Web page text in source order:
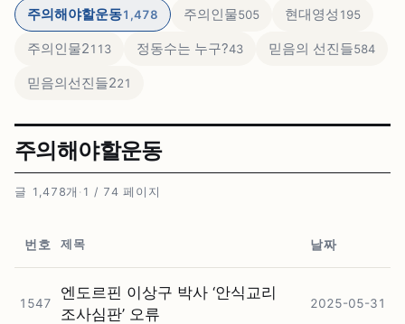
주의해야할운동1,478 주의인물505 현대영성 195
주의인물2113 정동수는 누구?43 믿음의 선진들584
믿음의선진들221
주의해야할운동
글 1,478개 · 1 / 74 페이지
번호 제목 날짜
1547
엔도르핀 이상구 박사 ‘안식교리
조사심판’ 오류
2025-05-31